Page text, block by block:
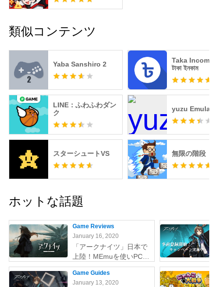
類似コンテンツ
Yaba Sanshiro 2
Taka Income
টাকা ইনকাম
LINE：ふわふわダン
ク
yuzu
スターシュートVS 無限の階段
ホットな話題
Game Reviews
January 16, 2020
「アークナイツ」日本で
上陸！MEmuを使いPCで
やりましょう
Game Guides
January 13, 2020